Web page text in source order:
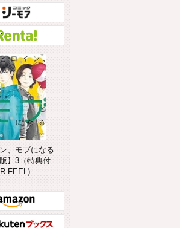
、モブになる
版】3（特典付
FEEL)